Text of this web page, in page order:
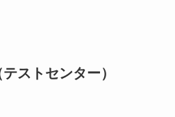
ストセンター）